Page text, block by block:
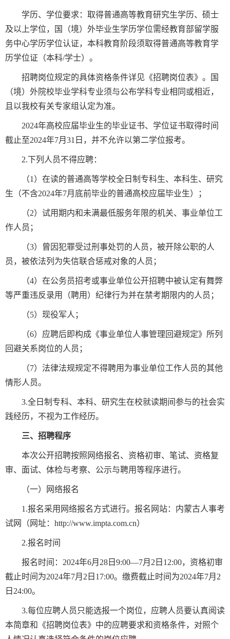
学历、学位要求：取得普通高等教育研究生学历、硕士
及以上学位，国（境）外毕业生学历学位需经教育部留学服
务中心学历学位认证，本科教育阶段须取得普通高等教育学
历学位证（本科/学士）。
招聘岗位规定的具体资格条件详见《招聘岗位表》。国
（境）外院校毕业学科专业须与公布学科专业相同或相近，
且以我校有关专家组认定为准。
2024年高校应届毕业生的毕业证书、学位证书取得时间
截止至2024年7月31日，并不允许以第二学位报考。
2.下列人员不得应聘：
（1）在读的普通高等学校全日制专科生、本科生、研究
生（不含2024年7月底前毕业的普通高校应届毕业生）；
（2）试用期内和未满最低服务年限的机关、事业单位工
作人员；
（3）曾因犯罪受过刑事处罚的人员，被开除公职的人
员，被依法列为失信联合惩戒对象的人员；
（4）在公务员招考或事业单位公开招聘中被认定有舞弊
等严重违反录用（聘用）纪律行为并在禁考期限内的人员；
（5）现役军人；
（6）应聘后即构成《事业单位人事管理回避规定》所列
回避关系岗位的人员；
（7）法律法规规定不得聘用为事业单位工作人员的其他
情形人员。
3.全日制专科、本科、研究生在校就读期间参与的社会实
践经历，不视为工作经历。
三、招聘程序
本次公开招聘按照网络报名、资格初审、笔试、资格复
审、面试、体检与考察、公示与聘用等程序进行。
（一）网络报名
1.报名采用网络报名方式进行。报名网站：内蒙古人事考
试网（网址：http://www.impta.com.cn）
2.报名时间
报名时间：2024年6月28日9:00—7月2日12:00，资格初审
截止时间为2024年7月2日17:00。缴费截止时间为2024年7月2
日24:00。
3.每位应聘人员只能选报一个岗位，应聘人员要认真阅读
本简章和《招聘岗位表》中的应聘要求和资格条件，对照个